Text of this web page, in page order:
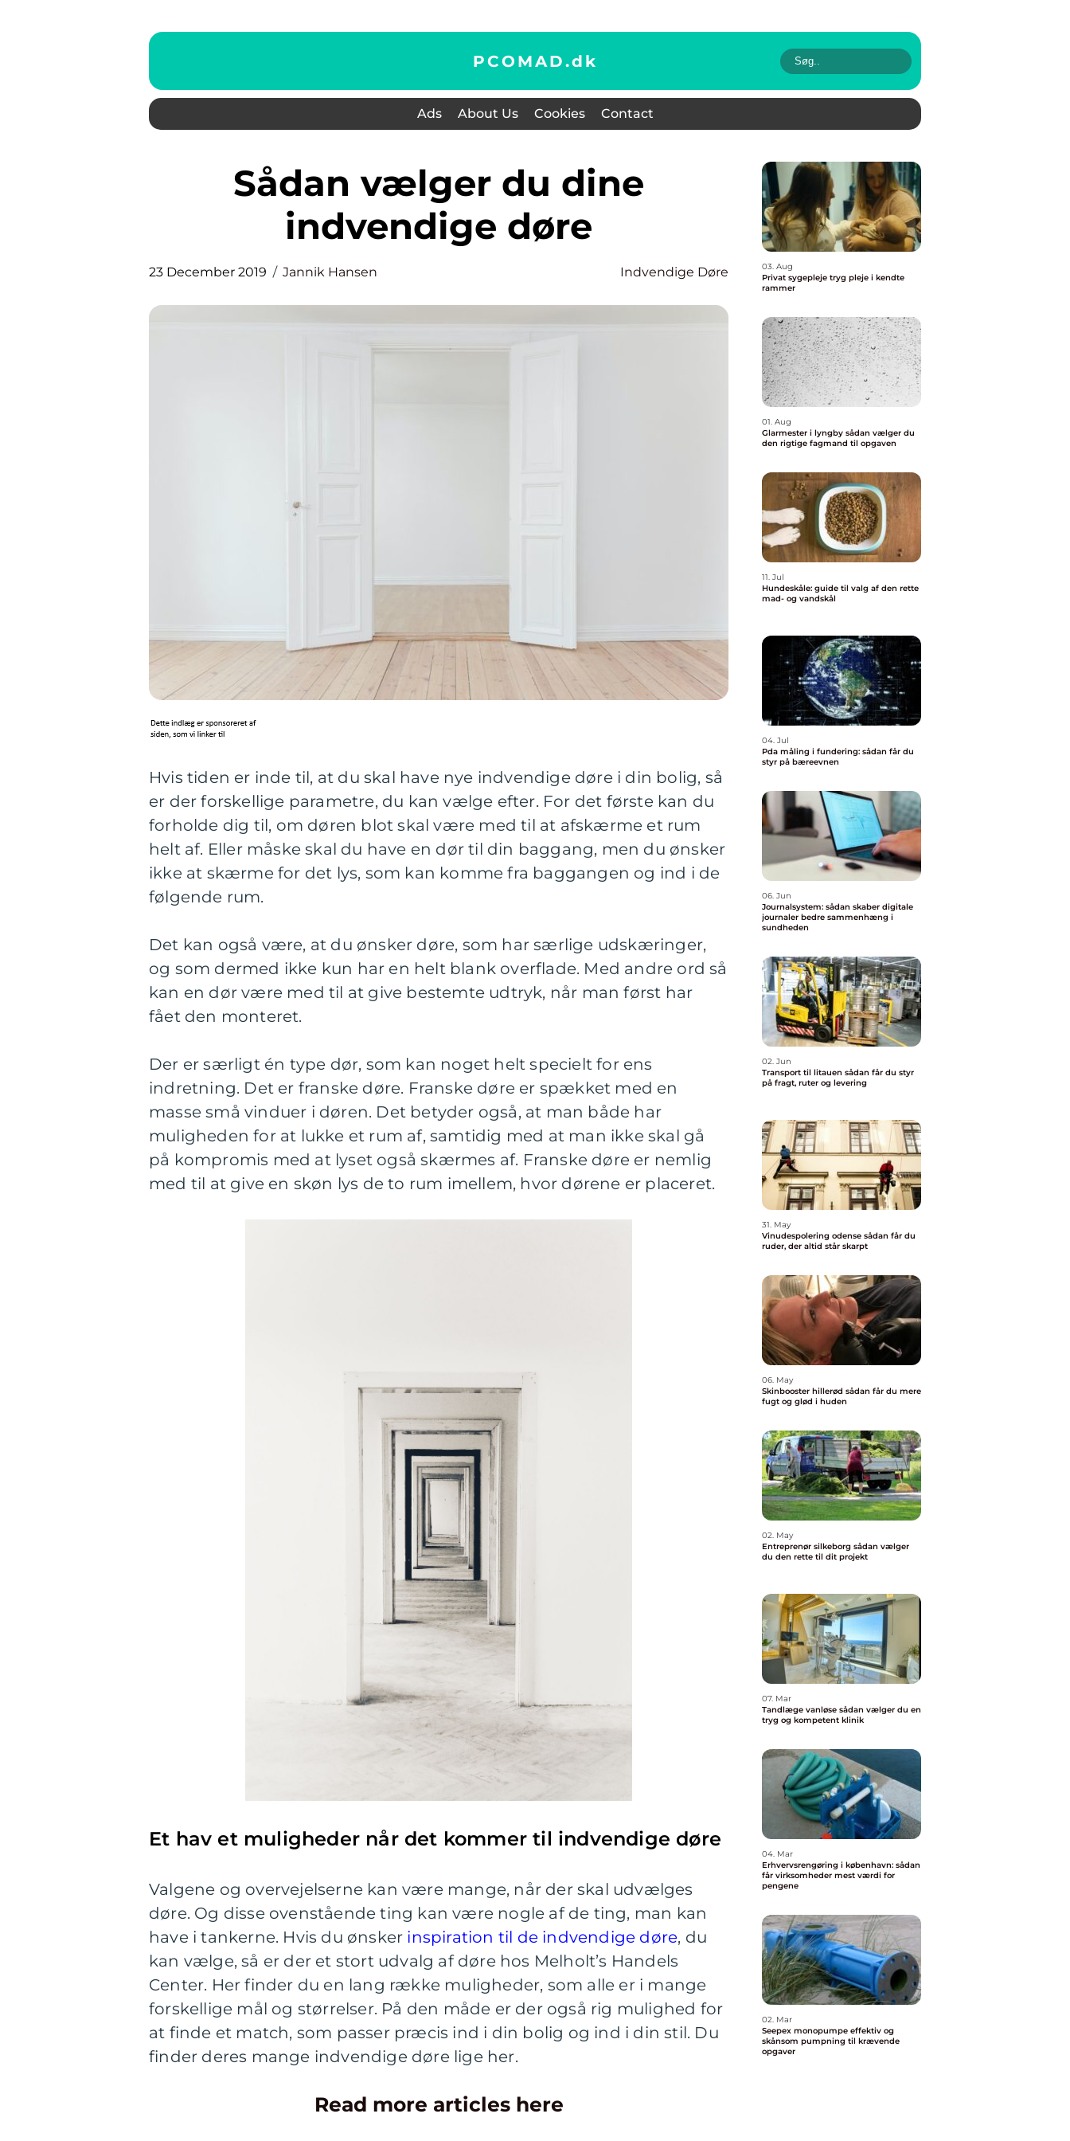
PCOMAD.dk
Ads About Us Cookies Contact
Sådan vælger du dine
indvendige døre
23 December 2019 Jannik Hansen Indvendige Døre
Hvis tiden er inde til, at du skal have nye indvendige døre i din bolig, så
er der forskellige parametre, du kan vælge efter. For det første kan du
forholde dig til, om døren blot skal være med til at afskærme et rum
helt af. Eller måske skal du have en dør til din baggang, men du ønsker
ikke at skærme for det lys, som kan komme fra baggangen og ind i de
følgende rum.
Det kan også være, at du ønsker døre, som har særlige udskæringer,
og som dermed ikke kun har en helt blank overflade. Med andre ord så
kan en dør være med til at give bestemte udtryk, når man først har
fået den monteret.
Der er særligt én type dør, som kan noget helt specielt for ens
indretning. Det er franske døre. Franske døre er spækket med en
masse små vinduer i døren. Det betyder også, at man både har
muligheden for at lukke et rum af, samtidig med at man ikke skal gå
på kompromis med at lyset også skærmes af. Franske døre er nemlig
med til at give en skøn lys de to rum imellem, hvor dørene er placeret.
Et hav et muligheder når det kommer til indvendige døre
Valgene og overvejelserne kan være mange, når der skal udvælges
døre. Og disse ovenstående ting kan være nogle af de ting, man kan
have i tankerne. Hvis du ønsker inspiration til de indvendige døre, du
kan vælge, så er der et stort udvalg af døre hos Melholt’s Handels
Center. Her finder du en lang række muligheder, som alle er i mange
forskellige mål og størrelser. På den måde er der også rig mulighed for
at finde et match, som passer præcis ind i din bolig og ind i din stil. Du
finder deres mange indvendige døre lige her.
Read more articles here
03. Aug
Privat sygepleje tryg pleje i kendte
rammer
01. Aug
Glarmester i lyngby sådan vælger du
den rigtige fagmand til opgaven
11. Jul
Hundeskåle: guide til valg af den rette
mad- og vandskål
04. Jul
Pda måling i fundering: sådan får du
styr på bæreevnen
06. Jun
Journalsystem: sådan skaber digitale
journaler bedre sammenhæng i
sundheden
02. Jun
Transport til litauen sådan får du styr
på fragt, ruter og levering
31. May
Vinudespolering odense sådan får du
ruder, der altid står skarpt
06. May
Skinbooster hillerød sådan får du mere
fugt og glød i huden
02. May
Entreprenør silkeborg sådan vælger
du den rette til dit projekt
07. Mar
Tandlæge vanløse sådan vælger du en
tryg og kompetent klinik
04. Mar
Erhvervsrengøring i københavn: sådan
får virksomheder mest værdi for
pengene
02. Mar
Seepex monopumpe effektiv og
skånsom pumpning til krævende
opgaver